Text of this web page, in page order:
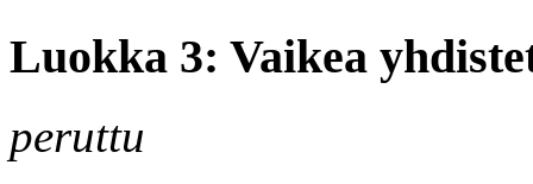
Luokka 3: Vaikea
peruttu